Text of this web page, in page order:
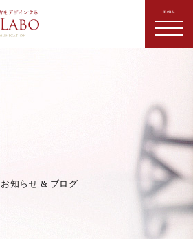
お知らせ & ブログ